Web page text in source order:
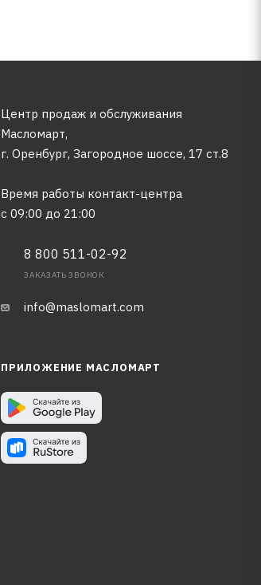
Центр продаж и обслуживания
Масломарт,
г. Оренбург, Загородное шоссе, 17 ст.8
Время работы контакт-центра
с 09:00 до 21:00
8 800 511-02-92
ЗАКАЗАТЬ ЗВОНОК
info@maslomart.com
ПРИЛОЖЕНИЕ МАСЛОМАРТ